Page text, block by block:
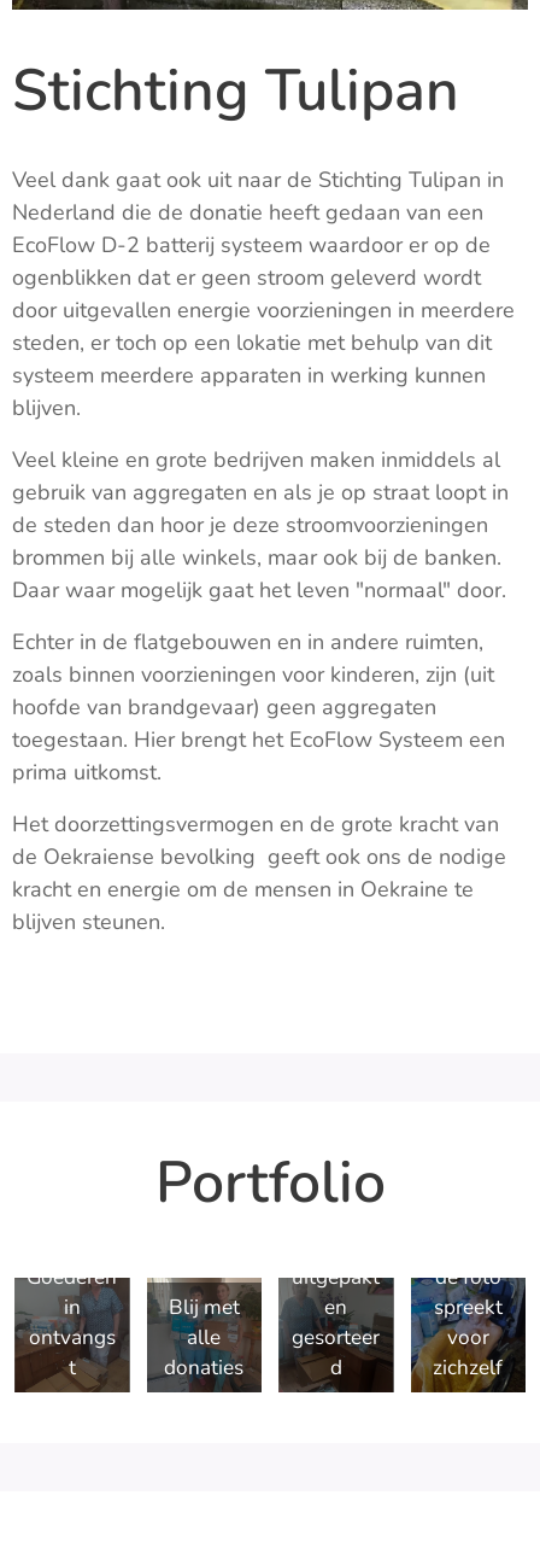
Stichting Tulipan
Veel dank gaat ook uit naar de Stichting Tulipan in
Nederland die de donatie heeft gedaan van een
EcoFlow D-2 batterij systeem waardoor er op de
ogenblikken dat er geen stroom geleverd wordt
door uitgevallen energie voorzieningen in meerdere
steden, er toch op een lokatie met behulp van dit
systeem meerdere apparaten in werking kunnen
blijven.
Veel kleine en grote bedrijven maken inmiddels al
gebruik van aggregaten en als je op straat loopt in
de steden dan hoor je deze stroomvoorzieningen
brommen bij alle winkels, maar ook bij de banken.
Daar waar mogelijk gaat het leven "normaal" door.
Echter in de flatgebouwen en in andere ruimten,
zoals binnen voorzieningen voor kinderen, zijn (uit
hoofde van brandgevaar) geen aggregaten
toegestaan. Hier brengt het EcoFlow Systeem een
prima uitkomst.
Het doorzettingsvermogen en de grote kracht van
de Oekraiense bevolking geeft ook ons de nodige
kracht en energie om de mensen in Oekraine te
blijven steunen.
Portfolio
Goederen
in
ontvangs
t
Blij met
alle
donaties
uitgepakt
en
gesorteer
d
de foto
spreekt
voor
zichzelf